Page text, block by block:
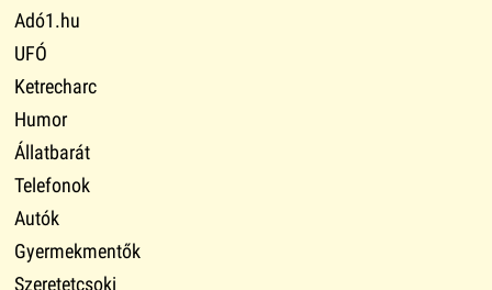
Adó1.hu
UFÓ
Ketrecharc
Humor
Állatbarát
Telefonok
Autók
Gyermekmentők
Szeretetcsoki